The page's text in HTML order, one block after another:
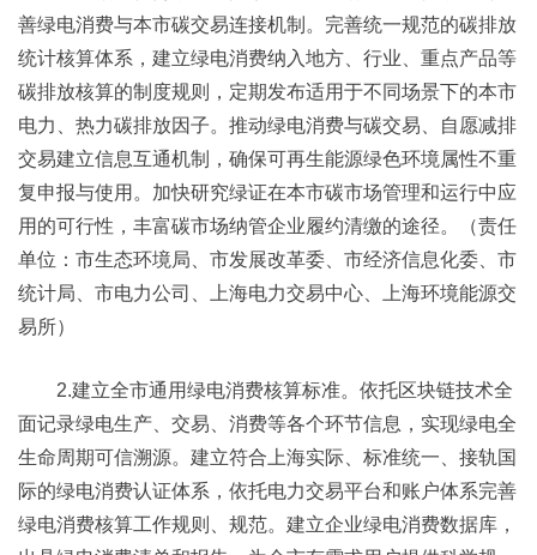
善绿电消费与本市碳交易连接机制。完善统一规范的碳排放
统计核算体系，建立绿电消费纳入地方、行业、重点产品等
碳排放核算的制度规则，定期发布适用于不同场景下的本市
电力、热力碳排放因子。推动绿电消费与碳交易、自愿减排
交易建立信息互通机制，确保可再生能源绿色环境属性不重
复申报与使用。加快研究绿证在本市碳市场管理和运行中应
用的可行性，丰富碳市场纳管企业履约清缴的途径。（责任
单位：市生态环境局、市发展改革委、市经济信息化委、市
统计局、市电力公司、上海电力交易中心、上海环境能源交
易所）
2.建立全市通用绿电消费核算标准。依托区块链技术全
面记录绿电生产、交易、消费等各个环节信息，实现绿电全
生命周期可信溯源。建立符合上海实际、标准统一、接轨国
际的绿电消费认证体系，依托电力交易平台和账户体系完善
绿电消费核算工作规则、规范。建立企业绿电消费数据库，